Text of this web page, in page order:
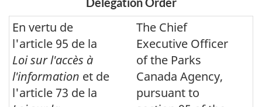
En vertu de
l'article 95 de la
Loi sur l'accès à
l'information et de
l'article 73 de la
The Chief
Executive Officer
of the Parks
Canada Agency,
pursuant to